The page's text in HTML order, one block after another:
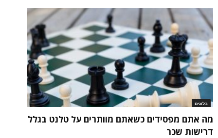
בלוגים
מה אתם מפסידים כשאתם מוותרים על טלנט בגלל
דרישות שכר